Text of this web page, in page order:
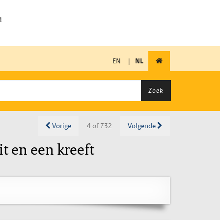
EN | NL
Zoek
Vorige 4 of 732 Volgende
en een kreeft